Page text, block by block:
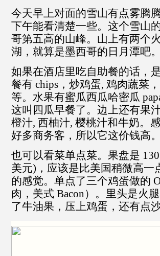
今天早上对面的雪山有点雾腾
下午能看清楚一些。这个雪山
哥第五高的山峰。山上有两个
湖，就算是墨西哥的日月潭吧。
如果在酒店里吃自助餐的话，
餐有 chips，炒鸡蛋, 鸡肉蔬菜
等。水果有蜜瓜西瓜哈密瓜
这叫四瓜早餐了。边上还有果
橙汁, 西柚汁, 樱桃汁和牛奶。
好多商务客，所以它这价钱高。
也可以看菜单点菜。果盘是
美元)，应该是比美国稍微高一
的感觉。单点了三个鸡蛋做的
肉，美式 Bacon）。里头是火
了牛油果，压上鸡蛋，还有点